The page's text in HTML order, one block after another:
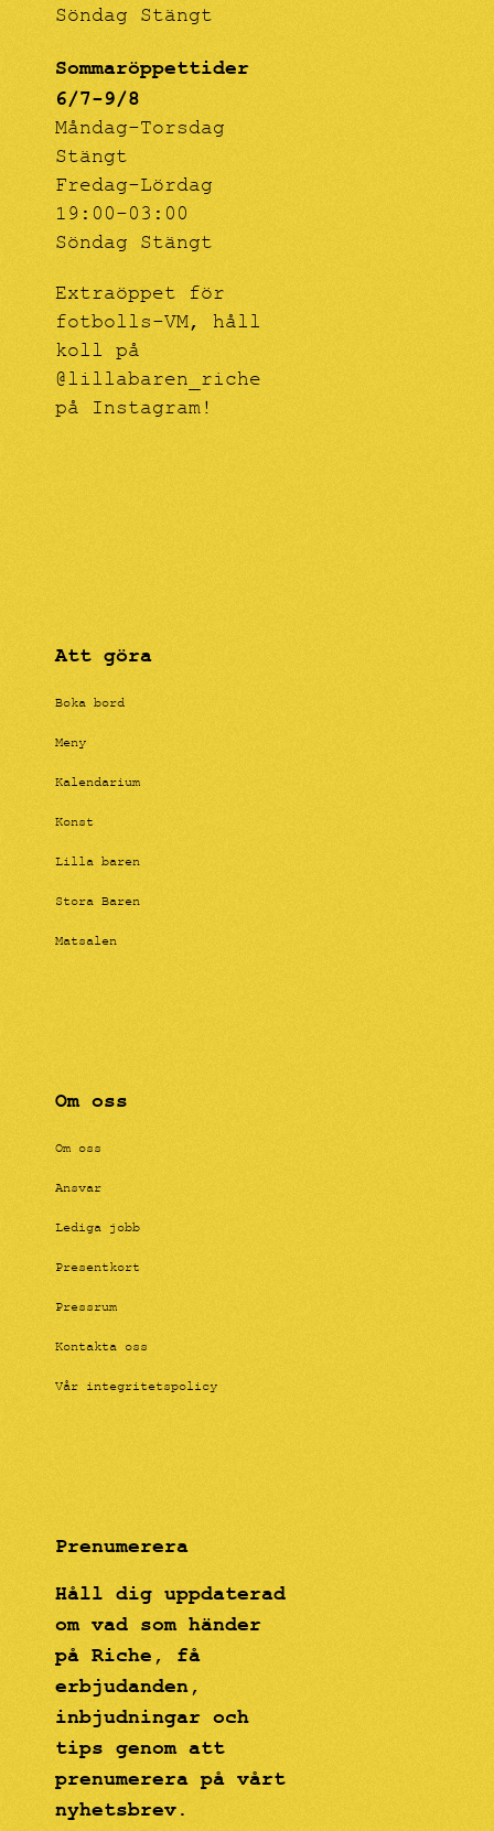
Söndag Stängt
Sommaröppettider
6/7-9/8
Måndag-Torsdag
Stängt
Fredag-Lördag
19:00-03:00
Söndag Stängt
Extraöppet för
fotbolls-VM, håll
koll på
@lillabaren_riche
på Instagram!
Att göra
Boka bord
Meny
Kalendarium
Konst
Lilla baren
Stora Baren
Matsalen
Om oss
Om oss
Ansvar
Lediga jobb
Presentkort
Pressrum
Kontakta oss
Vår integritetspolicy
Prenumerera
Håll dig uppdaterad
om vad som händer
på Riche, få
erbjudanden,
inbjudningar och
tips genom att
prenumerera på vårt
nyhetsbrev.